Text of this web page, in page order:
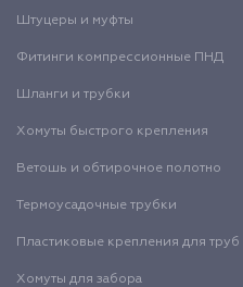
Штуцеры и муфты
Фитинги компрессионные ПНД
Шланги и трубки
Хомуты быстрого крепления
Ветошь и обтирочное полотно
Термоусадочные трубки
Пластиковые крепления для труб
Хомуты для забора